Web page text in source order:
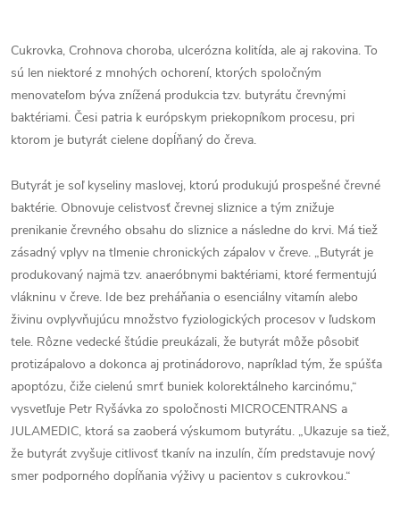
Cukrovka, Crohnova choroba, ulcerózna kolitída, ale aj rakovina. To
sú len niektoré z mnohých ochorení, ktorých spoločným
menovateľom býva znížená produkcia tzv. butyrátu črevnými
baktériami. Česi patria k európskym priekopníkom procesu, pri
ktorom je butyrát cielene dopĺňaný do čreva.
Butyrát je soľ kyseliny maslovej, ktorú produkujú prospešné črevné
baktérie. Obnovuje celistvosť črevnej sliznice a tým znižuje
prenikanie črevného obsahu do sliznice a následne do krvi. Má tiež
zásadný vplyv na tlmenie chronických zápalov v čreve. „Butyrát je
produkovaný najmä tzv. anaeróbnymi baktériami, ktoré fermentujú
vlákninu v čreve. Ide bez preháňania o esenciálny vitamín alebo
živinu ovplyvňujúcu množstvo fyziologických procesov v ľudskom
tele. Rôzne vedecké štúdie preukázali, že butyrát môže pôsobiť
protizápalovo a dokonca aj protinádorovo, napríklad tým, že spúšťa
apoptózu, čiže cielenú smrť buniek kolorektálneho karcinómu,“
vysvetľuje Petr Ryšávka zo spoločnosti MICROCENTRANS a
JULAMEDIC, ktorá sa zaoberá výskumom butyrátu. „Ukazuje sa tiež,
že butyrát zvyšuje citlivosť tkanív na inzulín, čím predstavuje nový
smer podporného dopĺňania výživy u pacientov s cukrovkou.“